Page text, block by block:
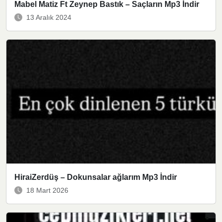
Mabel Matiz Ft Zeynep Bastık – Saçların Mp3 İndir
13 Aralık 2024
HiraiZerdüş – Dokunsalar ağlarım Mp3 İndir
18 Mart 2026